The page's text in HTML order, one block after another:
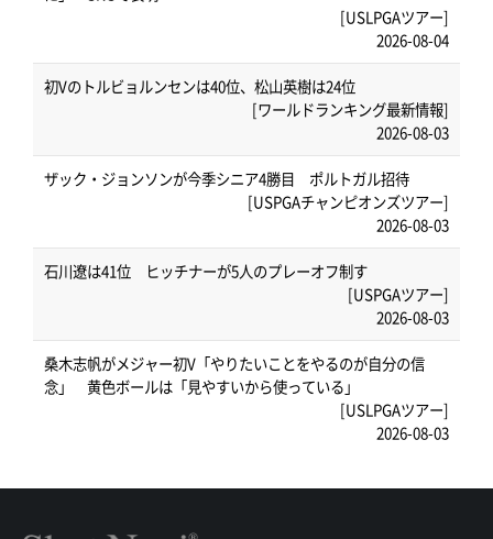
[USLPGAツアー]
2026-08-04
初Vのトルビョルンセンは40位、松山英樹は24位
[ワールドランキング最新情報]
2026-08-03
ザック・ジョンソンが今季シニア4勝目 ポルトガル招待
[USPGAチャンピオンズツアー]
2026-08-03
石川遼は41位 ヒッチナーが5人のプレーオフ制す
[USPGAツアー]
2026-08-03
桑木志帆がメジャー初V「やりたいことをやるのが自分の信
念」 黄色ボールは「見やすいから使っている」
[USLPGAツアー]
2026-08-03